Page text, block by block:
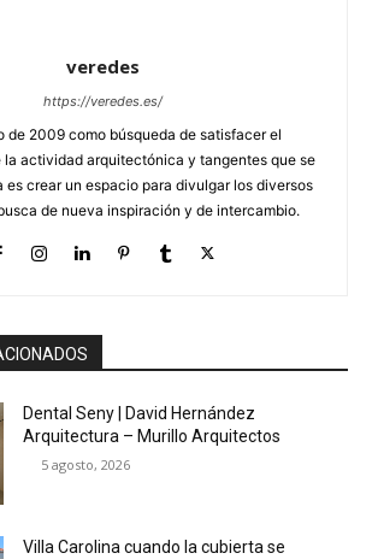
veredes
https://veredes.es/
de 2009 como búsqueda de satisfacer el
actividad arquitectónica y tangentes que se
es crear un espacio para divulgar los diversos
de nueva inspiración y de intercambio.
Dental Seny | David Hernández
Arquitectura – Murillo Arquitectos
5 agosto, 2026
Villa Carolina cuando la cubierta se